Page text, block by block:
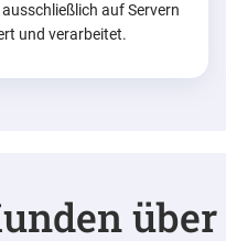
auf Servern
und verarbeitet.
über